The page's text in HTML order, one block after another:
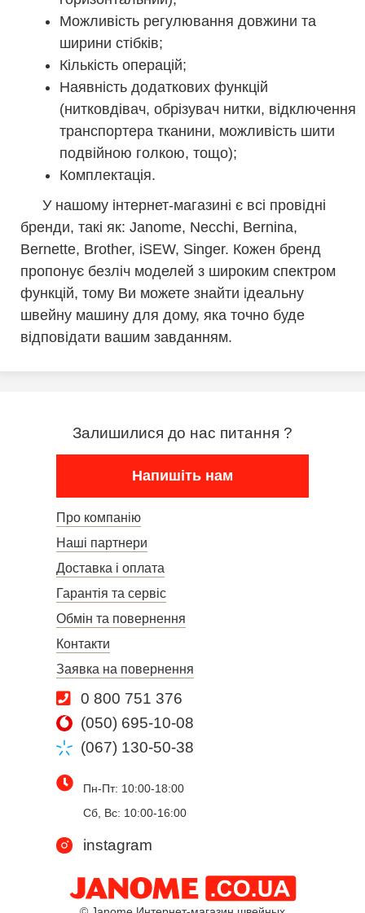
Можливість регулювання довжини та
ширини стібків;
Кількість операцій;
Наявність додаткових функцій
(нитковдівач, обрізувач нитки, відключення
транспортера тканини, можливість шити
подвійною голкою, тощо);
Комплектація.
У нашому інтернет-магазині є всі провідні
бренди, такі як: Janome, Necchi, Bernina,
Bernette, Brother, iSEW, Singer. Кожен бренд
пропонує безліч моделей з широким спектром
функцій, тому Ви можете знайти ідеальну
швейну машину для дому, яка точно буде
відповідати вашим завданням.
Залишилися до нас питання ?
Напишіть нам
Про компанію
Наші партнери
Доставка і оплата
Гарантія та сервіс
Обмін та повернення
Контакти
Заявка на повернення
0 800 751 376
(050) 695-10-08
(067) 130-50-38
Пн-Пт: 10:00-18:00
Сб, Вс: 10:00-16:00
instagram